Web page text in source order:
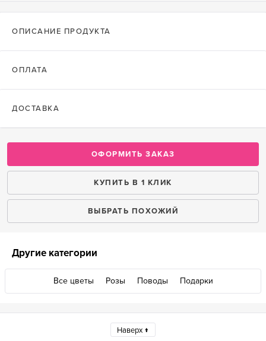
ОПИСАНИЕ ПРОДУКТА
ОПЛАТА
ДОСТАВКА
ОФОРМИТЬ ЗАКАЗ
КУПИТЬ В 1 КЛИК
ВЫБРАТЬ ПОХОЖИЙ
Другие категории
Все цветы Розы Поводы Подарки
Наверх ↑